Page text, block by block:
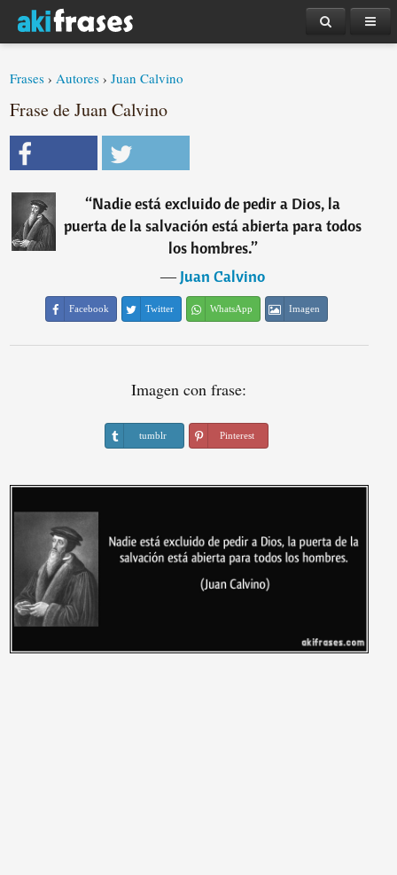
Frases ›Autores ›Juan Calvino
Frase de Juan Calvino
“Nadie está excluido de pedir a Dios, la
puerta de la salvación está abierta para todos
los hombres.”
―Juan Calvino
Facebook Twitter WhatsApp Imagen
Imagen con frase:
tumblr Pinterest